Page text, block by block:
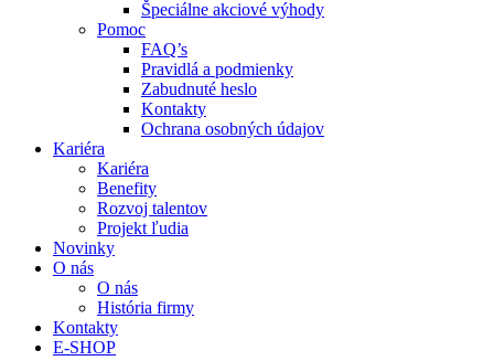
Špeciálne akciové výhody
Pomoc
FAQ’s
Pravidlá a podmienky
Zabudnuté heslo
Kontakty
Ochrana osobných údajov
Kariéra
Kariéra
Benefity
Rozvoj talentov
Projekt ľudia
Novinky
O nás
O nás
História firmy
Kontakty
E-SHOP